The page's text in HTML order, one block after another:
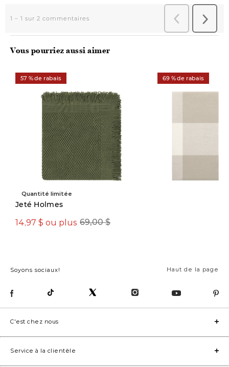
Vous pourriez aussi aimer
57 % de rabais
Quantité limitée
Jeté Holmes
69,00 $
14,97 $ ou plus
69 % de rabais
Haut de la page
Soyons sociaux!
C'est chez nous
Service à la clientèle